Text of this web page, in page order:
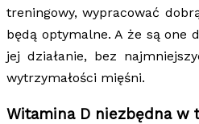
treningowy, wypracować
będą optymalne. A że są one
jej działanie, bez
wytrzymałości mięśni.
Witamina D niezbędna